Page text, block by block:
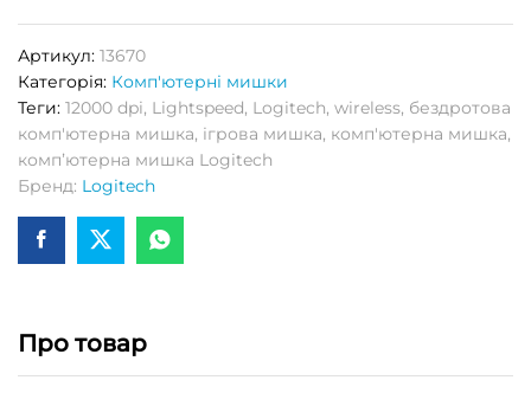
Артикул: 13670
Категорія: Комп'ютерні мишки
Теги: 12000 dpi, Lightspeed, Logitech, wireless, бездротова
комп'ютерна мишка, ігрова мишка, комп'ютерна мишка,
компʼютерна мишка Logitech
Бренд: Logitech
Про товар